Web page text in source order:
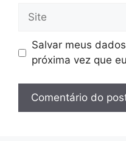
Site
Salvar meus
próxima vez que